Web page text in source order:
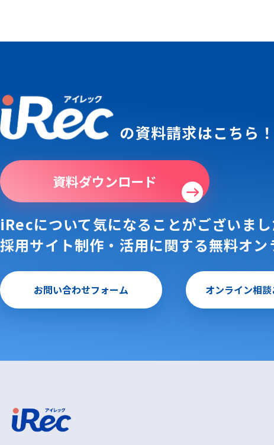
の資料請求はこちら！
資料ダウンロード
iRecについて気になることがございまし
採用サイト制作・活用に関する無料オン
お問い合わせフォーム オンライン相